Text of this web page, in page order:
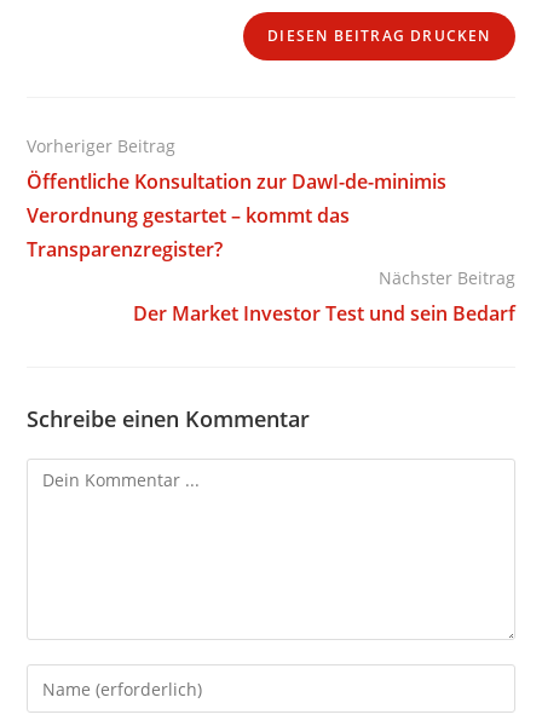
DIESEN BEITRAG DRUCKEN
Weitere
Artikel
ansehen
Vorheriger Beitrag
Öffentliche Konsultation zur DawI-de-minimis
Verordnung gestartet – kommt das
Transparenzregister?
Nächster Beitrag
Der Market Investor Test und sein Bedarf
Schreibe einen Kommentar
Kommentieren
Gib
deinen